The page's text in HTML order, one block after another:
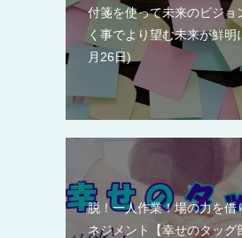
付箋を使って未来のビジョ
く事でより望む未来が鮮明
月26日
脱！一人作業！場の力を借
ネジメント【幸せのタッグ